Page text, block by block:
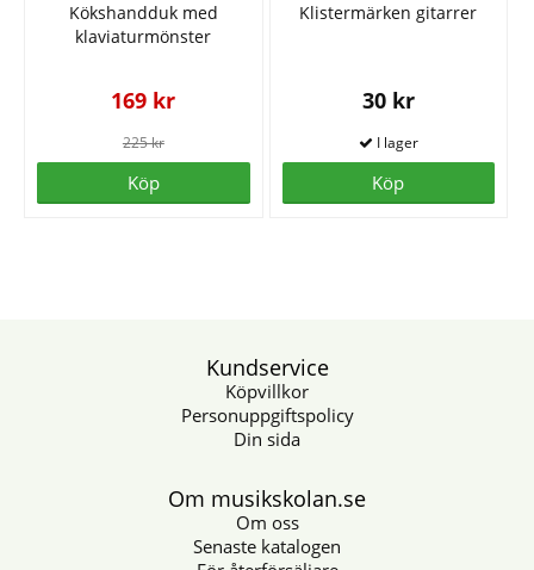
Kökshandduk med
klaviaturmönster
169 kr
225 kr
Köp
Klistermärken gitarrer
30 kr
Köp
Kundservice
Köpvillkor
Personuppgiftspolicy
Din sida
Om musikskolan.se
Om oss
Senaste katalogen